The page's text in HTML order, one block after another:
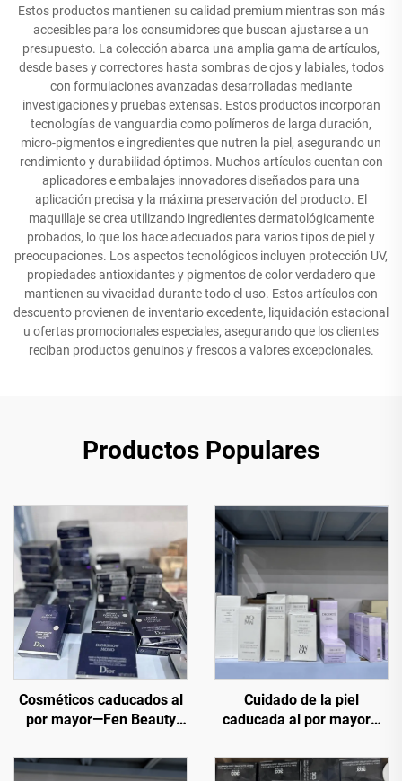
Estos productos mantienen su calidad premium mientras son más
accesibles para los consumidores que buscan ajustarse a un
presupuesto. La colección abarca una amplia gama de artículos,
desde bases y correctores hasta sombras de ojos y labiales, todos
con formulaciones avanzadas desarrolladas mediante
investigaciones y pruebas extensas. Estos productos incorporan
tecnologías de vanguardia como polímeros de larga duración,
micro-pigmentos e ingredientes que nutren la piel, asegurando un
rendimiento y durabilidad óptimos. Muchos artículos cuentan con
aplicadores e embalajes innovadores diseñados para una
aplicación precisa y la máxima preservación del producto. El
maquillaje se crea utilizando ingredientes dermatológicamente
probados, lo que los hace adecuados para varios tipos de piel y
preocupaciones. Los aspectos tecnológicos incluyen protección UV,
propiedades antioxidantes y pigmentos de color verdadero que
mantienen su vivacidad durante todo el uso. Estos artículos con
descuento provienen de inventario excedente, liquidación estacional
u ofertas promocionales especiales, asegurando que los clientes
reciban productos genuinos y frescos a valores excepcionales.
Productos Populares
Cosméticos caducados al
por mayor—Fen Beauty
amplia selección de
Cuidado de la piel
caducada al por mayor—
al por mayor